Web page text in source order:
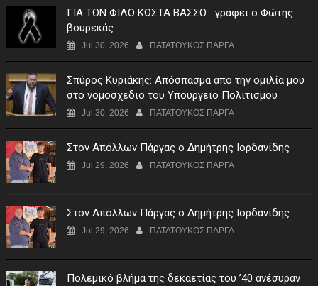
ΓIA TON ΦIΛO KΩΣTA BAΣΣO. ..γράφει ο Φώτης
βουρεκάς
Jul 30, 2026 ΠΑΤΑΤΟΥΚΟΣ ΠΑΡΓΑ
Σπύρος Κυριάκης: Απόσπασμα απο την ομιλία μου
στο νομοσχεδιο του Υπουργειο Πολιτισμου
Jul 30, 2026 ΠΑΤΑΤΟΥΚΟΣ ΠΑΡΓΑ
Στον Απόλλων Πάργας ο Δημήτρης Ιορδανίδης
Jul 29, 2026 ΠΑΤΑΤΟΥΚΟΣ ΠΑΡΓΑ
Στον Απόλλων Πάργας ο Δημήτρης Ιορδανίδης.
Jul 29, 2026 ΠΑΤΑΤΟΥΚΟΣ ΠΑΡΓΑ
Πολεμικό βλήμα της δεκαετίας του ’40 ανέσυραν